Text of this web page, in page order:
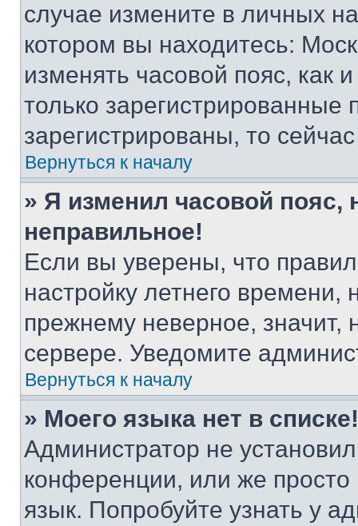
случае измените в личных
котором вы находитесь:
изменять часовой пояс, как
только
зарегистрированы, то
Вернуться к началу
» Я изменил часовой пояс,
неправильное!
Если вы уверены, что
настройку летнего
прежнему неверное, значит,
сервере. Уведомите
Вернуться к началу
» Моего языка нет в списке!
Администратор не
конференции, или же
язык. Попробуйте узнать у